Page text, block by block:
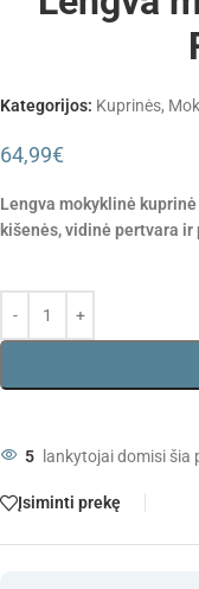
Kategorijos: Kuprinės,
64,99€
Lengva mokyklinė
kišenės, vidinė pertvara
5 lankytojai domisi šia
Įsiminti prekę